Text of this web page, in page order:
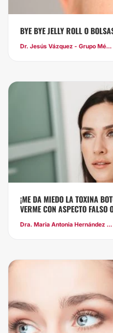
BYE BYE JELLY ROLL O
Dr. Jesús Vázquez - Grupo Médico LIFE
¡ME DA MIEDO LA TOXINA
VERME CON ASPECTO FALSO
Dra. Maria Antonia Hernández Sepúlveda